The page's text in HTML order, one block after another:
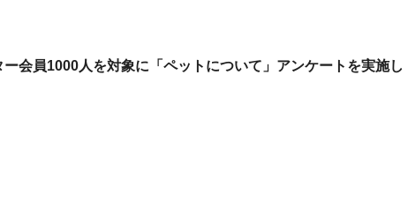
会員1000人を対象に「ペットについて」アンケートを実施し